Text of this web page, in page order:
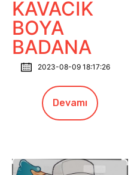
KAVACIK
BOYA
BADANA
2023-08-09 18:17:26
Devamı